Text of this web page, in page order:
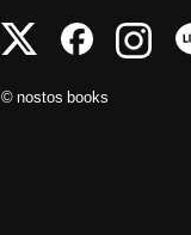
© nostos books